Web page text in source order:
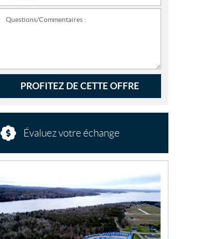
Questions/Commentaires :
PROFITEZ DE CETTE OFFRE
Évaluez votre échange